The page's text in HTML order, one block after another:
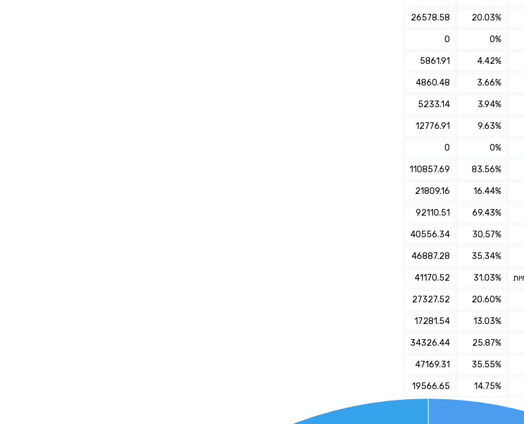
20.03%
26578.58
0%
0
4.42%
5861.91
3.66%
4860.48
3.94%
5233.14
9.63%
12776.91
0%
0
83.56%
110857.69
16.44%
21809.16
69.43%
92110.51
30.57%
40556.34
35.34%
46887.28
31.03%
41170.52
20.60%
27327.52
13.03%
17281.54
25.87%
34326.44
35.55%
47169.31
14.75%
19566.65
עם מתכנן פיננסי, השאירו פרטים:
שם מלא
פעולה נדרשת
היכן מנוהל החיסכון?
סכום חיסכון בקרן
אני מאשר את תנאיי השימוש והפרטיות של האתר
שליחה
חיפוש